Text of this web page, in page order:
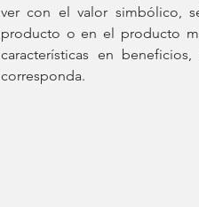
ver con el valor simbólico,
producto o en el producto
características en
corresponda.